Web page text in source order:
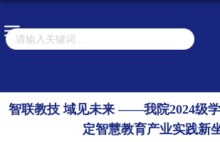
智联教技 域见未来 ——我院2024级
定智慧教育产业实践新